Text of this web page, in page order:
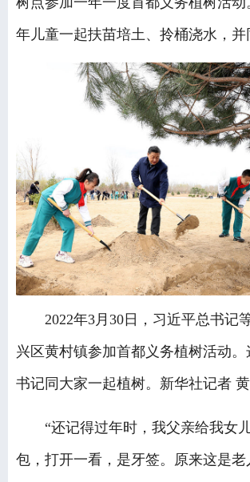
年儿童一起扶苗培土、拎桶浇水，并
2022年3月30日，习近平总书记
兴区黄村镇参加首都义务植树活动。
书记同大家一起植树。新华社记者
“还记得过年时，我父亲给我女
包，打开一看，是牙签。原来这是